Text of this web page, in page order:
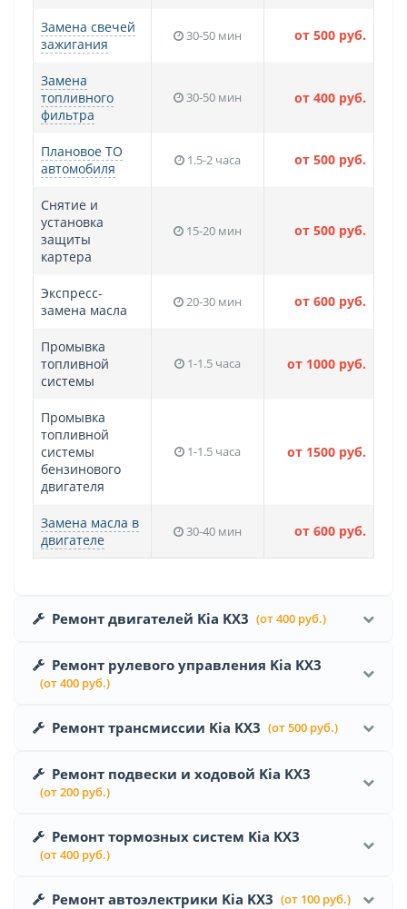
Замена свечей
зажигания
30-50 мин от 500 руб.
Замена
топливного
фильтра
30-50 мин от 400 руб.
Плановое ТО
автомобиля
1.5-2 часа от 500 руб.
Снятие и
установка
защиты
картера
15-20 мин от 500 руб.
Экспресс-
замена масла
20-30 мин от 600 руб.
Промывка
топливной
системы
1-1.5 часа от 1000 руб.
Промывка
топливной
системы
бензинового
двигателя
1-1.5 часа от 1500 руб.
Замена масла в
двигателе
30-40 мин от 600 руб.
Ремонт двигателей Kia KX3 (от 400 руб.)
Ремонт рулевого управления Kia KX3
(от 400 руб.)
Ремонт трансмиссии Kia KX3 (от 500 руб.)
Ремонт подвески и ходовой Kia KX3
(от 200 руб.)
Ремонт тормозных систем Kia KX3
(от 400 руб.)
Ремонт автоэлектрики Kia KX3 (от 100 руб.)